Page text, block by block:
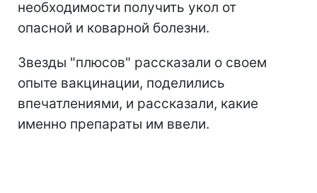
необходимости получить укол от
опасной и коварной болезни.
Звезды "плюсов" рассказали о своем
опыте вакцинации, поделились
впечатлениями, и рассказали, какие
именно препараты им ввели.